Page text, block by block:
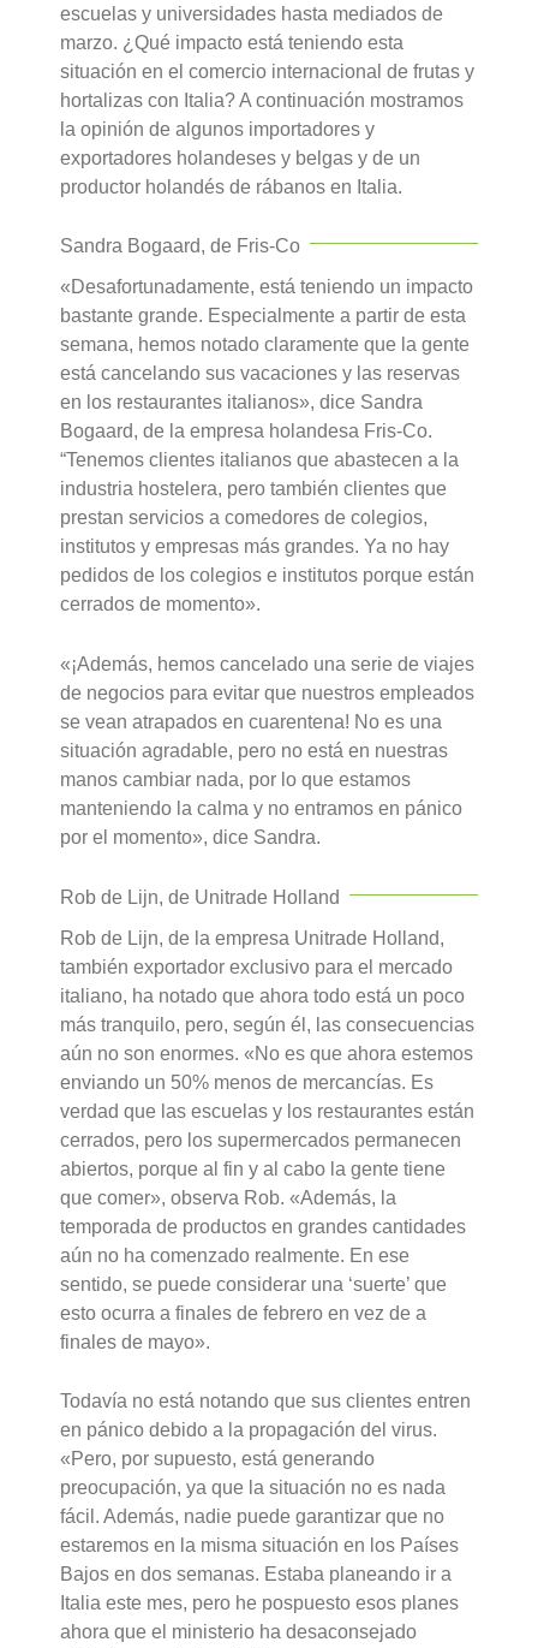
escuelas y universidades hasta mediados de
marzo. ¿Qué impacto está teniendo esta
situación en el comercio internacional de frutas y
hortalizas con Italia? A continuación mostramos
la opinión de algunos importadores y
exportadores holandeses y belgas y de un
productor holandés de rábanos en Italia.
Sandra Bogaard, de Fris-Co
«Desafortunadamente, está teniendo un impacto
bastante grande. Especialmente a partir de esta
semana, hemos notado claramente que la gente
está cancelando sus vacaciones y las reservas
en los restaurantes italianos», dice Sandra
Bogaard, de la empresa holandesa Fris-Co.
“Tenemos clientes italianos que abastecen a la
industria hostelera, pero también clientes que
prestan servicios a comedores de colegios,
institutos y empresas más grandes. Ya no hay
pedidos de los colegios e institutos porque están
cerrados de momento».
«¡Además, hemos cancelado una serie de viajes
de negocios para evitar que nuestros empleados
se vean atrapados en cuarentena! No es una
situación agradable, pero no está en nuestras
manos cambiar nada, por lo que estamos
manteniendo la calma y no entramos en pánico
por el momento», dice Sandra.
Rob de Lijn, de Unitrade Holland
Rob de Lijn, de la empresa Unitrade Holland,
también exportador exclusivo para el mercado
italiano, ha notado que ahora todo está un poco
más tranquilo, pero, según él, las consecuencias
aún no son enormes. «No es que ahora estemos
enviando un 50% menos de mercancías. Es
verdad que las escuelas y los restaurantes están
cerrados, pero los supermercados permanecen
abiertos, porque al fin y al cabo la gente tiene
que comer», observa Rob. «Además, la
temporada de productos en grandes cantidades
aún no ha comenzado realmente. En ese
sentido, se puede considerar una ‘suerte’ que
esto ocurra a finales de febrero en vez de a
finales de mayo».
Todavía no está notando que sus clientes entren
en pánico debido a la propagación del virus.
«Pero, por supuesto, está generando
preocupación, ya que la situación no es nada
fácil. Además, nadie puede garantizar que no
estaremos en la misma situación en los Países
Bajos en dos semanas. Estaba planeando ir a
Italia este mes, pero he pospuesto esos planes
ahora que el ministerio ha desaconsejado